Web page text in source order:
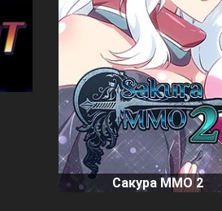
Сакура ММО 2